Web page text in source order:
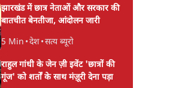
झारखंड में छात्र नेताओं और सरकार की
बातचीत बेनतीजा, आंदोलन जारी
5 Min •देश•सत्य ब्यूरो
राहुल गांधी के जेन ज़ी इवेंट 'छात्रों की
गूंज' को शर्तों के साथ मंज़ूरी देना पड़ा